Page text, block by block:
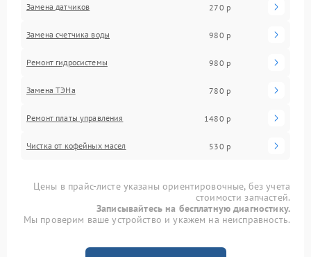
Замена датчиков 270 р
Замена счетчика воды 980 р
Ремонт гидросистемы 980 р
Замена ТЭНа 780 р
Ремонт платы управления 1480 р
Чистка от кофейных масел 530 р
Цены в прайс-листе указаны ориентировочные, без учета
стоимости запчастей.
Записывайтесь на бесплатную диагностику.
Мы проверим ваше устройство и укажем на неисправность.